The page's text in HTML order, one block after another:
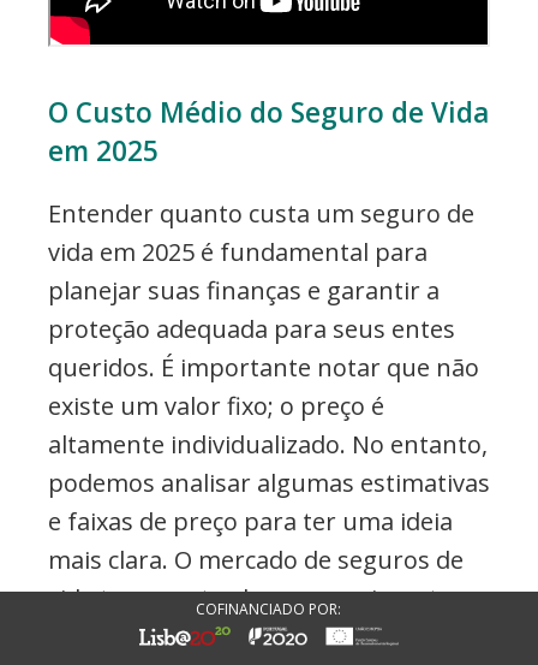
O Custo Médio do Seguro de Vida
em 2025
Entender quanto custa um seguro de
vida em 2025 é fundamental para
planejar suas finanças e garantir a
proteção adequada para seus entes
queridos. É importante notar que não
existe um valor fixo; o preço é
altamente individualizado. No entanto,
podemos analisar algumas estimativas
e faixas de preço para ter uma ideia
mais clara. O mercado de seguros de
vida tem mostrado um crescimento,
impulsionado justamente pela busca
COFINANCIADO POR: